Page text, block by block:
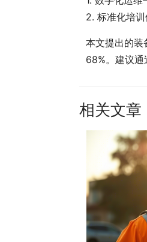
2. 标准化培
本文提出的装
68%。建议通
相关文章